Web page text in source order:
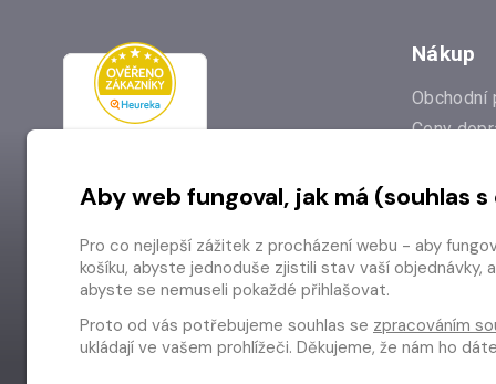
Nákup
Obchodní
Ceny
Prodejna
Aby web fungoval, jak má (souhlas
Pro co nejlepší zážitek z procházení webu - aby
košíku, abyste jednoduše zjistili stav vaší objednávky,
abyste se nemuseli pokaždé přihlašovat.
Proto od vás potřebujeme souhlas se zpracováním
ukládají ve vašem prohlížeči. Děkujeme, že nám ho